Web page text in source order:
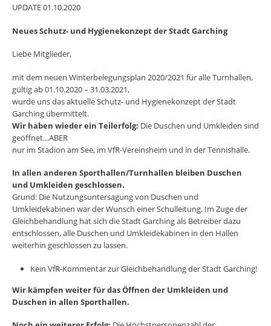
UPDATE 01.10.2020
Neues Schutz- und Hygienekonzept der Stadt Garching
Liebe Mitglieder,
mit dem neuen Winterbelegungsplan 2020/2021 für alle Turnhallen,
gültig ab 01.10.2020 – 31.03.2021,
wurde uns das aktuelle Schutz- und Hygienekonzept der Stadt
Garching übermittelt.
Wir haben wieder ein Teilerfolg: Die Duschen und Umkleiden sind
geöffnet…ABER
nur im Stadion am See, im VfR-Vereinsheim und in der Tennishalle.
In allen anderen Sporthallen/Turnhallen bleiben Duschen
und Umkleiden geschlossen.
Grund: Die Nutzungsuntersagung von Duschen und
Umkleidekabinen war der Wunsch einer Schulleitung. Im Zuge der
Gleichbehandlung hat sich die Stadt Garching als Betreiber dazu
entschlossen, alle Duschen und Umkleidekabinen in den Hallen
weiterhin geschlossen zu lassen.
Kein VfR-Kommentar zur Gleichbehandlung der Stadt Garching!
Wir kämpfen weiter für das Öffnen der Umkleiden und
Duschen in allen Sporthallen.